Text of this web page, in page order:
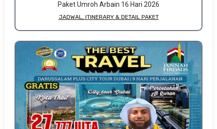
Paket Umroh Arbain 16 Hari 2026
JADWAL, ITINERARY & DETAIL PAKET